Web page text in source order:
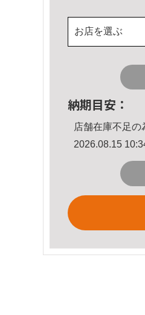
お店を選ぶ
納期目安：
店舗在庫不足の
2026.08.15